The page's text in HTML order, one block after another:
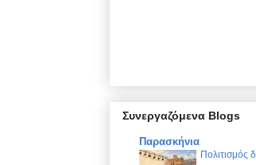
Συνεργαζόμενα Blogs
Παρασκήνια
Πολιτισμός